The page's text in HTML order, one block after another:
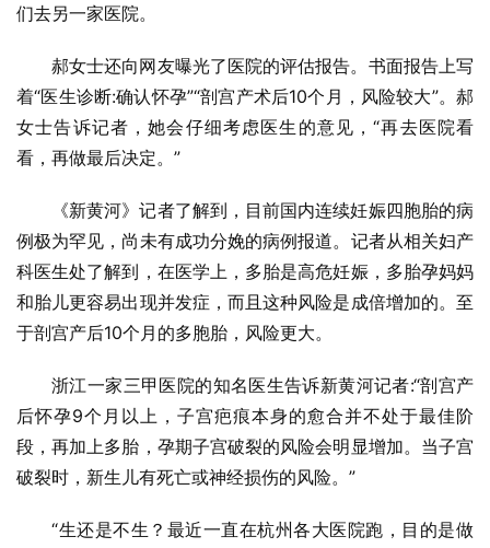
们去另一家医院。
郝女士还向网友曝光了医院的评估报告。书面报告上写
着“医生诊断:确认怀孕”“剖宫产术后10个月，风险较大”。郝
女士告诉记者，她会仔细考虑医生的意见，“再去医院看
看，再做最后决定。”
《新黄河》记者了解到，目前国内连续妊娠四胞胎的病
例极为罕见，尚未有成功分娩的病例报道。记者从相关妇产
科医生处了解到，在医学上，多胎是高危妊娠，多胎孕妈妈
和胎儿更容易出现并发症，而且这种风险是成倍增加的。至
于剖宫产后10个月的多胞胎，风险更大。
浙江一家三甲医院的知名医生告诉新黄河记者:“剖宫产
后怀孕9个月以上，子宫疤痕本身的愈合并不处于最佳阶
段，再加上多胎，孕期子宫破裂的风险会明显增加。当子宫
破裂时，新生儿有死亡或神经损伤的风险。”
“生还是不生？最近一直在杭州各大医院跑，目的是做